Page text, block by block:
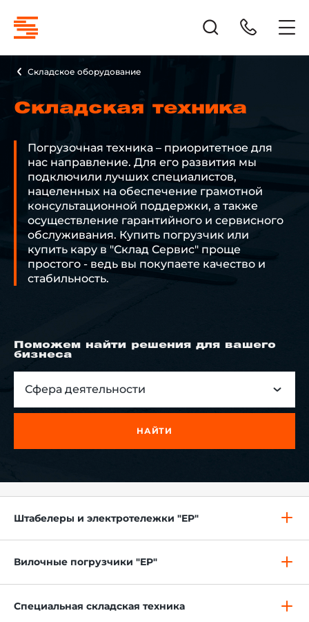
Складское оборудование
Складская техника
Погрузочная техника – приоритетное для
нас направление. Для его развития мы
подключили лучших специалистов,
нацеленных на обеспечение грамотной
консультационной поддержки, а также
осуществление гарантийного и сервисного
обслуживания. Купить погрузчик или
купить кару в "Склад Сервис" проще
простого - ведь вы покупаете качество и
стабильность.
Поможем найти решения для вашего
бизнеса
Сфера деятельности
НАЙТИ
Штабелеры и электротележки "EP"
Вилочные погрузчики "EP"
Специальная складская техника